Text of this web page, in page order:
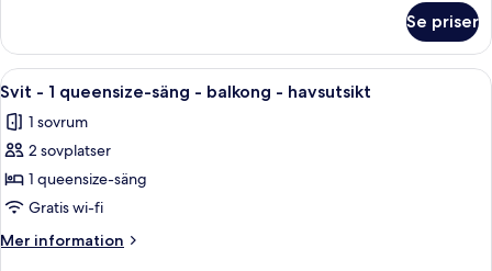
icke-
rökare
-
havsutsikt
-
flera
sängar
icke-
rökare
havsutsikt
Se priser
Öppna
alla
foton
för
Svit
-
1
queensize-
Ett hotellrum med en säng, en stol,
8
Svit - 1 queensize-säng - balkong - havsutsikt
1 sovrum
2 sovplatser
1 queensize-säng
Gratis wi-fi
Mer information
Mer